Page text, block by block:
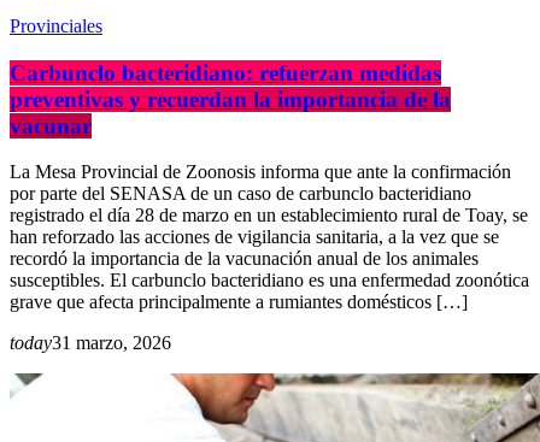
Provinciales
Carbunclo bacteridiano: refuerzan medidas
preventivas y recuerdan la importancia de la
vacunar
La Mesa Provincial de Zoonosis informa que ante la confirmación
por parte del SENASA de un caso de carbunclo bacteridiano
registrado el día 28 de marzo en un establecimiento rural de Toay, se
han reforzado las acciones de vigilancia sanitaria, a la vez que se
recordó la importancia de la vacunación anual de los animales
susceptibles. El carbunclo bacteridiano es una enfermedad zoonótica
grave que afecta principalmente a rumiantes domésticos […]
today31 marzo, 2026